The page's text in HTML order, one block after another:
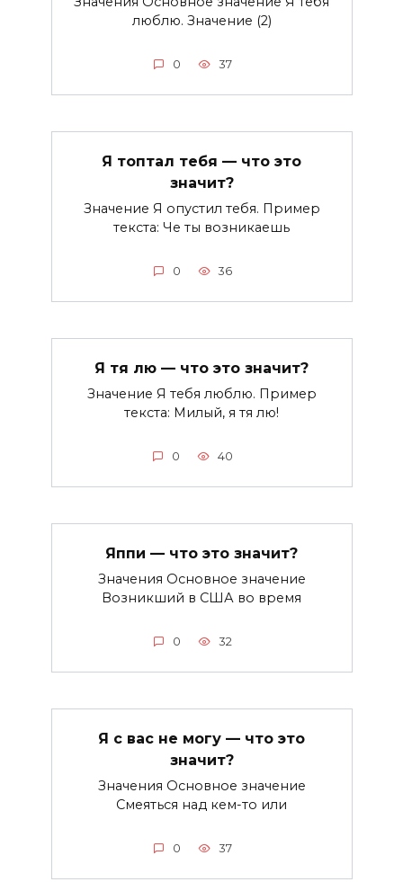
люблю. Значение (2)
0 37
Я топтал тебя — что это
значит?
Значение Я опустил тебя. Пример
текста: Че ты возникаешь
0 36
Я тя лю — что это значит?
Значение Я тебя люблю. Пример
текста: Милый, я тя лю!
0 40
Яппи — что это значит?
Значения Основное значение
Возникший в США во время
0 32
Я с вас не могу — что это
значит?
Значения Основное значение
Смеяться над кем-то или
0 37